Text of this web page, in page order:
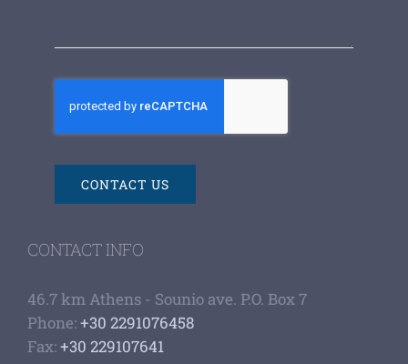
CONTACT US
CONTACT INFO
46.7 km Athens - Sounio ave. P.O. Box 7
Phone:+30 2291076458
Fax:+30 229107641